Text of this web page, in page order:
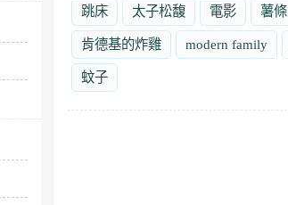
跳床 太子松馥 電影 薯條
肯德基的炸雞 modern family
蚊子